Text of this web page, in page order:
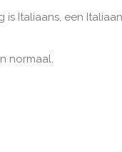
is Italiaans, een
normaal.